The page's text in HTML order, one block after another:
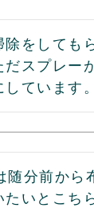
をしても
だスプレー
ています。
随分前から
たいとこ